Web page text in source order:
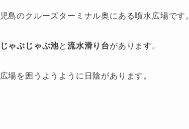
島のクルーズターミナル奥にある噴水広場です。
じゃぶじゃぶ池と流水滑り台があります。
場を囲うようように日陰があります。